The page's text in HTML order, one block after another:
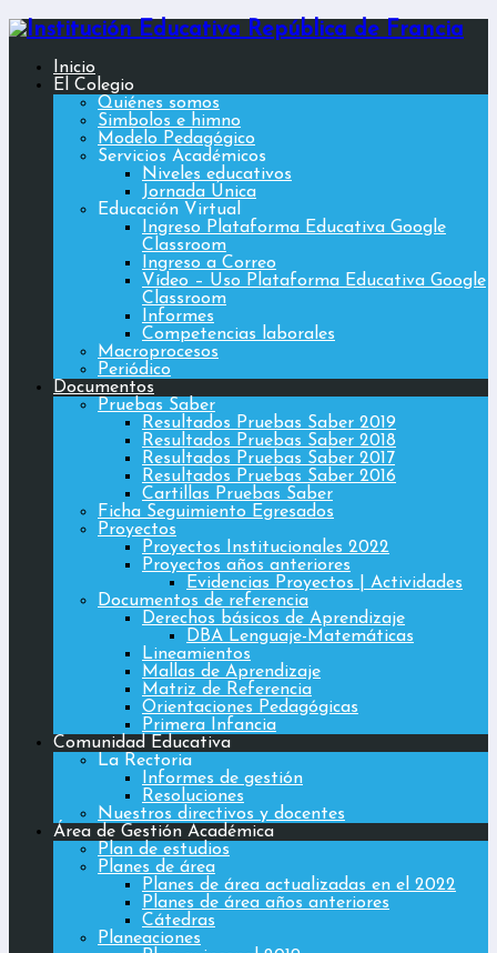
Inicio
El Colegio
Quiénes somos
Simbolos e himno
Modelo Pedagógico
Servicios Académicos
Niveles educativos
Jornada Única
Educación Virtual
Ingreso Plataforma Educativa Google
Classroom
Ingreso a Correo
Vídeo – Uso Plataforma Educativa Google
Classroom
Informes
Competencias laborales
Macroprocesos
Periódico
Documentos
Pruebas Saber
Resultados Pruebas Saber 2019
Resultados Pruebas Saber 2018
Resultados Pruebas Saber 2017
Resultados Pruebas Saber 2016
Cartillas Pruebas Saber
Ficha Seguimiento Egresados
Proyectos
Proyectos Institucionales 2022
Proyectos años anteriores
Evidencias Proyectos | Actividades
Documentos de referencia
Derechos básicos de Aprendizaje
DBA Lenguaje-Matemáticas
Lineamientos
Mallas de Aprendizaje
Matriz de Referencia
Orientaciones Pedagógicas
Primera Infancia
Comunidad Educativa
La Rectoria
Informes de gestión
Resoluciones
Nuestros directivos y docentes
Área de Gestión Académica
Plan de estudios
Planes de área
Planes de área actualizadas en el 2022
Planes de área años anteriores
Cátedras
Planeaciones